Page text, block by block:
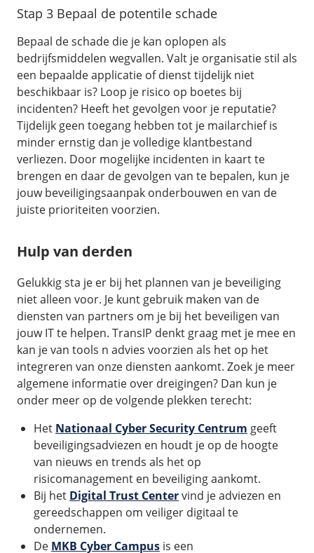
Stap 3 Bepaal de potentile schade
Bepaal de schade die je kan oplopen als
bedrijfsmiddelen wegvallen. Valt je organisatie stil als
een bepaalde applicatie of dienst tijdelijk niet
beschikbaar is? Loop je risico op boetes bij
incidenten? Heeft het gevolgen voor je reputatie?
Tijdelijk geen toegang hebben tot je mailarchief is
minder ernstig dan je volledige klantbestand
verliezen. Door mogelijke incidenten in kaart te
brengen en daar de gevolgen van te bepalen, kun je
jouw beveiligingsaanpak onderbouwen en van de
juiste prioriteiten voorzien.
Hulp van derden
Gelukkig sta je er bij het plannen van je beveiliging
niet alleen voor. Je kunt gebruik maken van de
diensten van partners om je bij het beveiligen van
jouw IT te helpen. TransIP denkt graag met je mee en
kan je van tools n advies voorzien als het op het
integreren van onze diensten aankomt. Zoek je meer
algemene informatie over dreigingen? Dan kun je
onder meer op de volgende plekken terecht:
Het Nationaal Cyber Security Centrum geeft
beveiligingsadviezen en houdt je op de hoogte
van nieuws en trends als het op
risicomanagement en beveiliging aankomt.
Bij het Digital Trust Centervind je adviezen en
gereedschappen om veiliger digitaal te
ondernemen.
De MKB Cyber Campus is een